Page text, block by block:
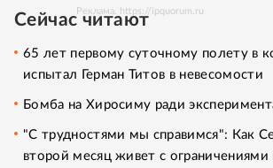
Реклама. https://ipquorum.ru
Сейчас читают
65 лет первому суточному полету в
испытал Герман Титов в невесомости
Бомба на Хиросиму ради
"С трудностями мы справимся": Как
второй месяц живет с ограничениями